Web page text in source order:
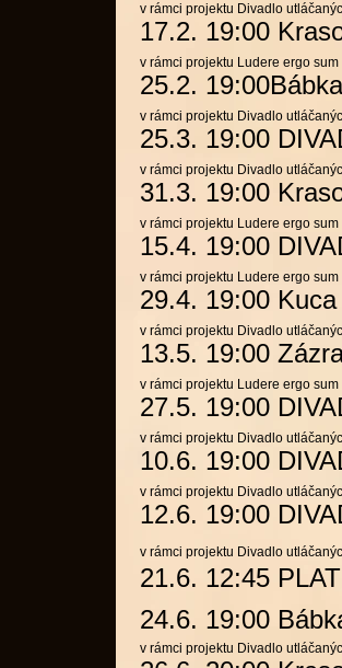
v rámci projektu Divadlo
17.2. 19:00
v rámci projektu Ludere ergo sum
25.2. 19:00Bábka
v rámci projektu Divadlo
25.3. 19:00
v rámci projektu Divadlo
31.3. 19:00
v rámci projektu Ludere ergo sum
15.4. 19:00
v rámci projektu Ludere ergo sum
29.4. 19:00
v rámci projektu Divadlo
13.5. 19:00
v rámci projektu Ludere ergo sum
27.5. 19:00
v rámci projektu Divadlo
10.6. 19:00
v rámci projektu Divadlo
12.6. 19:00
v rámci projektu Divadlo
21.6. 12:45
24.6. 19:00
v rámci projektu Divadlo